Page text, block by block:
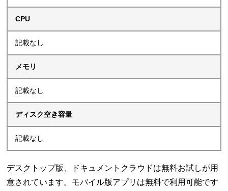
CPU
記載なし
メモリ
記載なし
ディスク空き容量
記載なし
デスクトップ版、ドキュメントクラウドは無料お試しが用
意されています。モバイル版アプリは無料で利用可能です